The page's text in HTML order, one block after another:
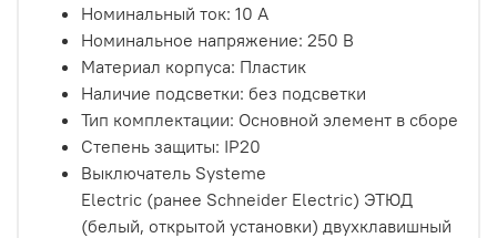
Номинальный ток: 10 А
Номинальное напряжение: 250 В
Материал корпуса: Пластик
Наличие подсветки: без подсветки
Тип комплектации: Основной элемент в сборе
Степень защиты: IP20
Выключатель Systeme
Electric (ранее Schneider Electric) ЭТЮД
(белый, открытой установки) двухклавишный